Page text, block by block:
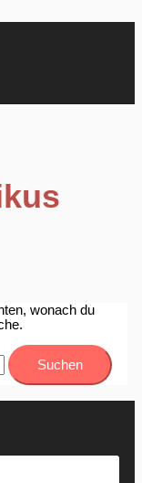
wonach du